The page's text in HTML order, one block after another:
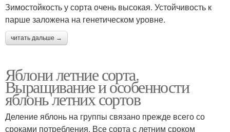
Зимостойкость у сорта очень высокая. Устойчивость к
парше заложена на генетическом уровне.
читать дальше →
Яблони летние сорта.
Выращивание и особенности
яблонь летних сортов
Деление яблонь на группы связано прежде всего со
сроками потребления. Все сорта с летним сроком